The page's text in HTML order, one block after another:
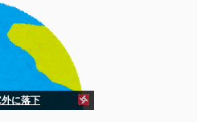
に落下